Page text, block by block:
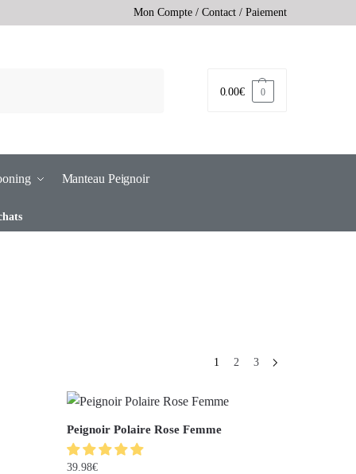
Mon Compte / Contact / Paiement
0.00€ 0
Manteau Peignoir
1 2 3
Peignoir Polaire Rose Femme
39.98€